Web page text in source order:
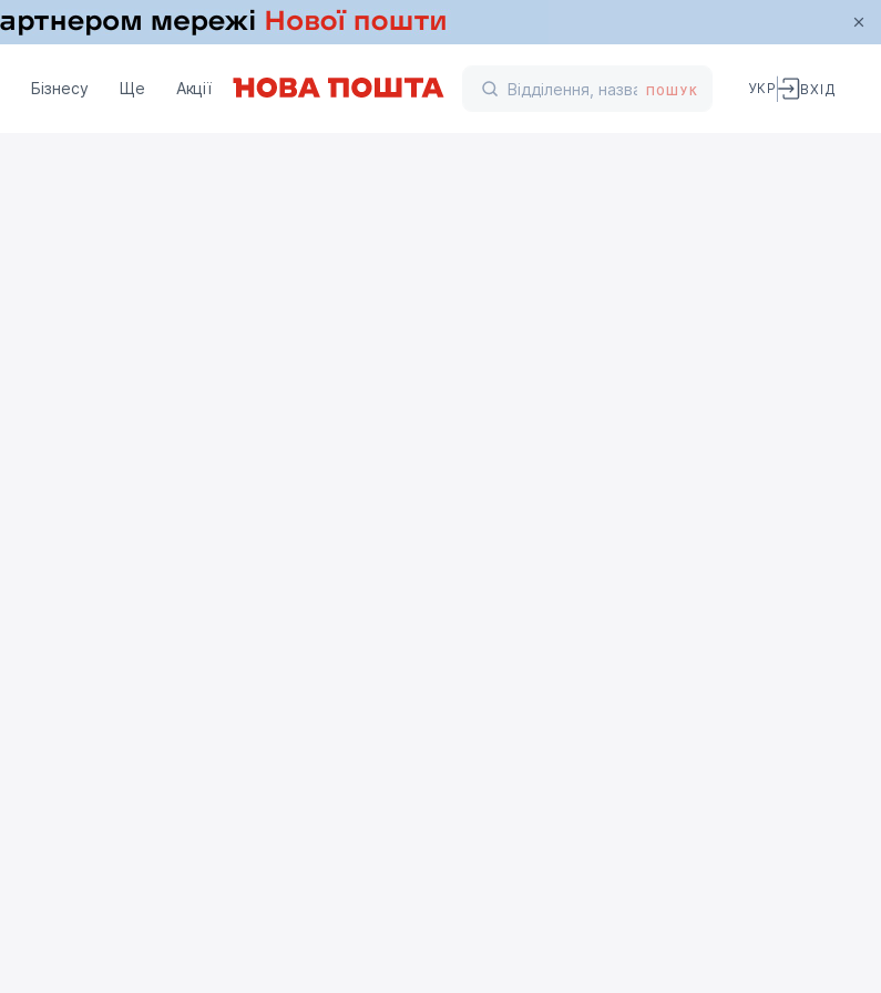
Бізнесу Ще Акції ПОШУК УКР ВХІД